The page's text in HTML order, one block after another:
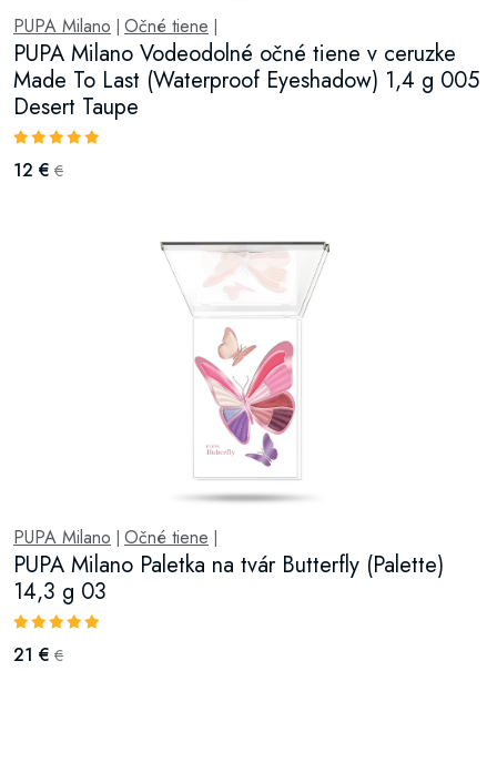
PUPA Milano Očné tiene
PUPA Milano Vodeodolné očné tiene v ceruzke
Made To Last (Waterproof Eyeshadow) 1,4 g 005
Desert Taupe
12 € €
PUPA Milano Očné tiene
PUPA Milano Paletka na tvár Butterfly (Palette)
14,3 g 03
21 € €